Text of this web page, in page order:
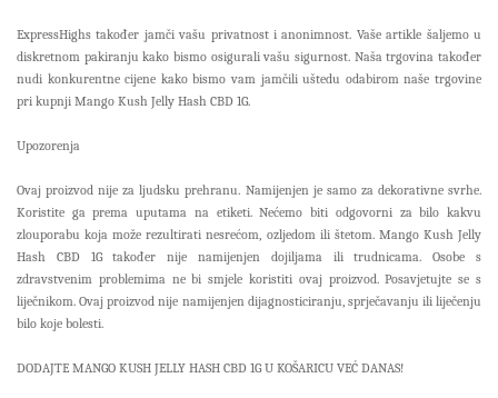
ExpressHighs također jamči vašu privatnost i anonimnost. Vaše artikle šaljemo u
diskretnom pakiranju kako bismo osigurali vašu sigurnost. Naša trgovina također
nudi konkurentne cijene kako bismo vam jamčili uštedu odabirom naše trgovine
pri kupnji Mango Kush Jelly Hash CBD 1G.
Upozorenja
Ovaj proizvod nije za ljudsku prehranu. Namijenjen je samo za dekorativne svrhe.
Koristite ga prema uputama na etiketi. Nećemo biti odgovorni za bilo kakvu
zlouporabu koja može rezultirati nesrećom, ozljedom ili štetom. Mango Kush Jelly
Hash CBD 1G također nije namijenjen dojiljama ili trudnicama. Osobe s
zdravstvenim problemima ne bi smjele koristiti ovaj proizvod. Posavjetujte se s
liječnikom. Ovaj proizvod nije namijenjen dijagnosticiranju, sprječavanju ili liječenju
bilo koje bolesti.
DODAJTE MANGO KUSH JELLY HASH CBD 1G U KOŠARICU VEĆ DANAS!